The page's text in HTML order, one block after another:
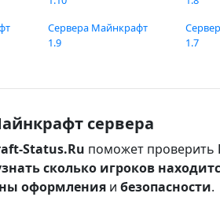
Сервера Майнкрафт
1.9
1.7
сервера
Status.Ru поможет проверить
сколько игроков
оформления и безопасности.